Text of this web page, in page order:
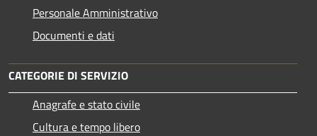
Personale Amministrativo
Documenti e dati
CATEGORIE DI SERVIZIO
Anagrafe e stato civile
Cultura e tempo libero